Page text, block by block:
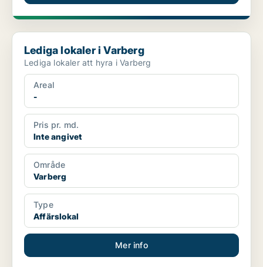
Lediga lokaler i Varberg
Lediga lokaler i Varberg
Lediga lokaler att hyra i Varberg
Areal
-
Pris pr. md.
Inte angivet
Område
Varberg
Type
Affärslokal
Mer info